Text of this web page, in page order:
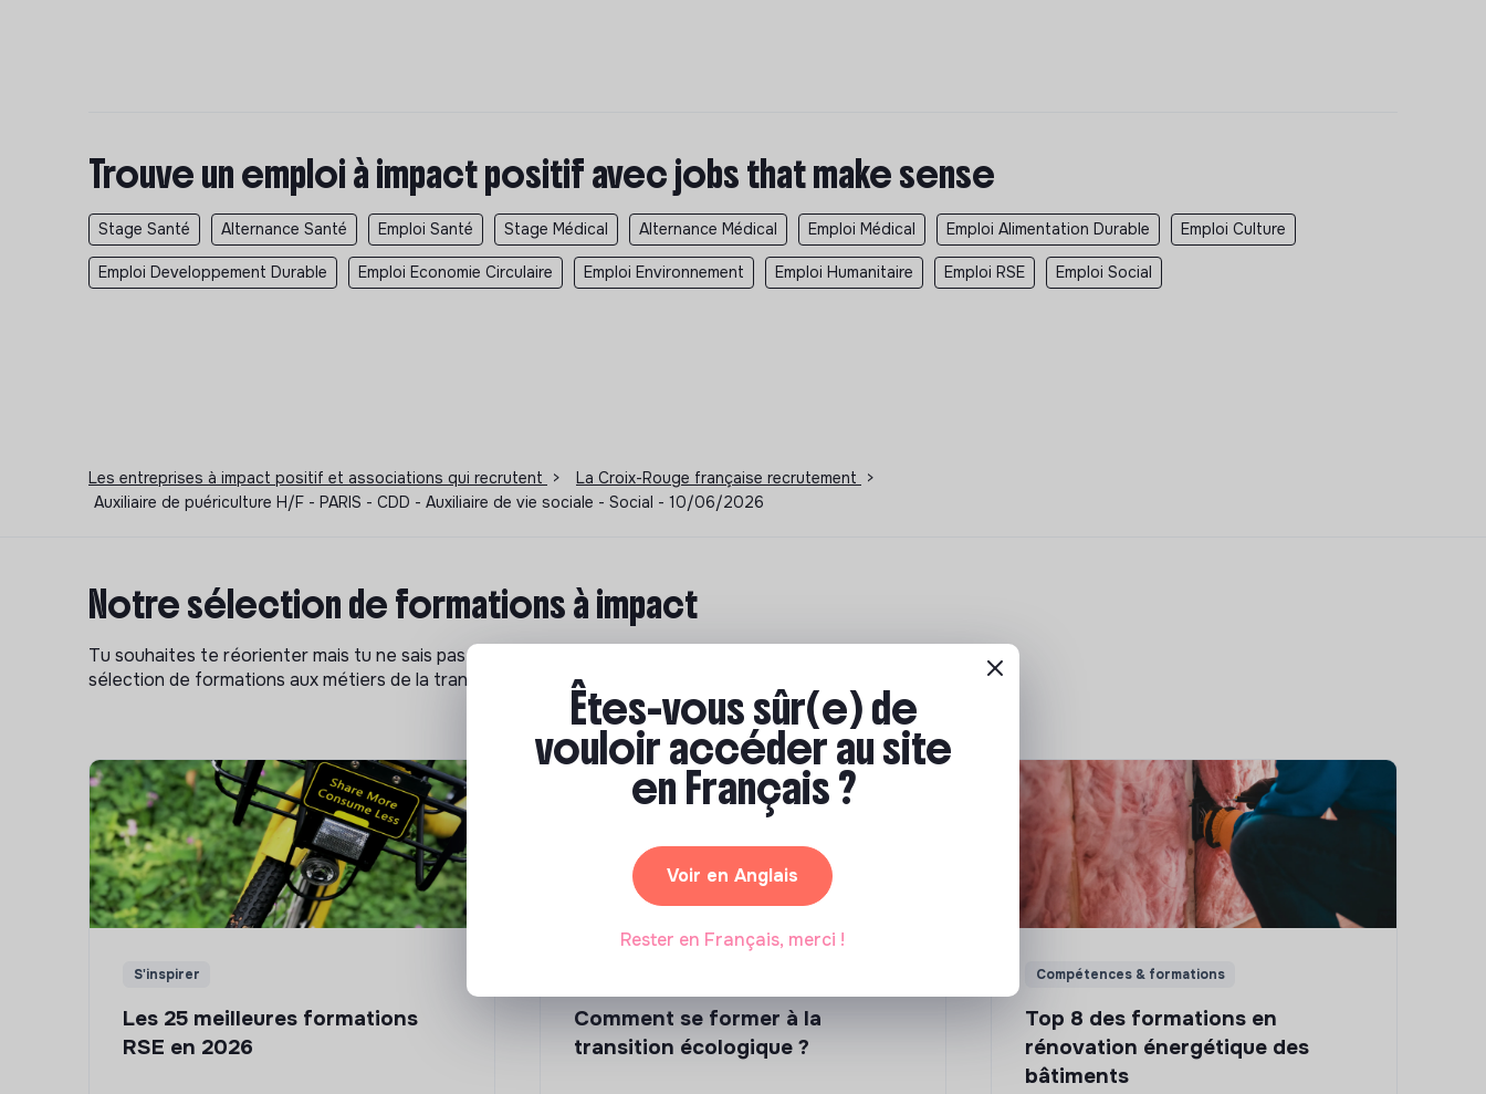
Trouve un emploi à impact positif avec jobs that make sense
Stage Santé Alternance Santé Emploi Santé Stage Médical Alternance Médical Emploi Médical Emploi Alimentation Durable Emploi Culture
Emploi Developpement Durable Emploi Economie Circulaire Emploi Environnement Emploi Humanitaire Emploi RSE Emploi Social
Les entreprises à impact positif et associations qui recrutent > La Croix-Rouge française recrutement
>
Auxiliaire de puériculture H/F - PARIS - CDD - Auxiliaire de vie sociale - Social - 10/06/2026
Notre sélection de formations à impact
Tu souhaites te réorienter mais tu ne sais pas par où commencer ? Pas de panique, on te propose une
sélection de formations aux métiers de la transition écologique et solidaire !
S'inspirer
Les 25 meilleures formations
RSE en 2026
Comment se former à la
transition écologique ?
Compétences & formations
Top 8 des formations en
rénovation énergétique des
bâtiments
Êtes-vous sûr(e) de
vouloir accéder au site
en Français ?
Voir en Anglais
Rester en Français, merci !